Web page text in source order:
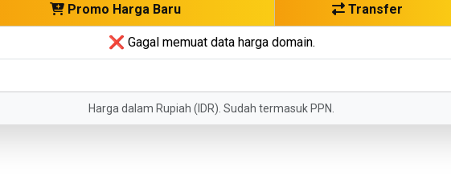
Promo Harga Baru Transfer
❌ Gagal memuat data harga domain.
Harga dalam Rupiah (IDR). Sudah termasuk PPN.